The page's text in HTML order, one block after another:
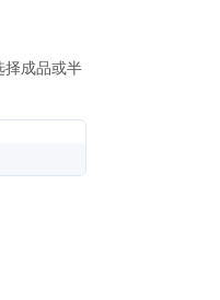
择成品或半